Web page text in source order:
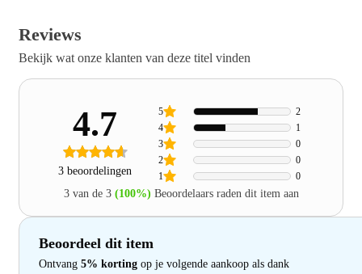
Reviews
Bekijk wat onze klanten van deze titel vinden
4.7
3 beoordelingen 1 0
2 0
3 0
4 1
5 2
3 van de 3 (100%) Beoordelaars raden dit item aan
Beoordeel dit item
Ontvang 5% korting op je volgende aankoop als dank